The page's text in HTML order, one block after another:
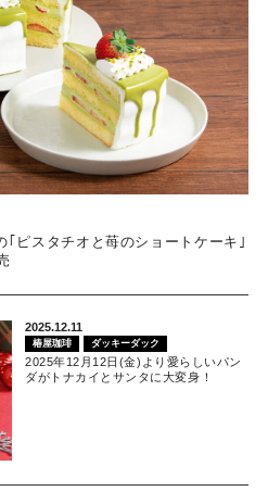
ピスタチオと苺のショートケーキ｣
2025.12.11
椿屋珈琲 ダッキーダック
2025年12月12日(金)より愛らしいパン
ダがトナカイとサンタに大変身！